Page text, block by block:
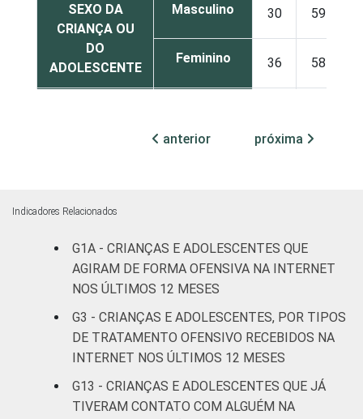
SEXO DA
CRIANÇA OU
DO
ADOLESCENTE
Masculino 30 59
Feminino 36 58
I
Médio ou
mais
35
DA CRIANÇA
OU DO
ADOLESCENTE
anos
23 69
De 11 a 12
anos
anterior próxima
Indicadores Relacionados
G1A - CRIANÇAS E ADOLESCENTES QUE
AGIRAM DE FORMA OFENSIVA NA INTERNET
NOS ÚLTIMOS 12 MESES
G3 - CRIANÇAS E ADOLESCENTES, POR TIPOS
DE TRATAMENTO OFENSIVO RECEBIDOS NA
INTERNET NOS ÚLTIMOS 12 MESES
G13 - CRIANÇAS E ADOLESCENTES QUE JÁ
TIVERAM CONTATO COM ALGUÉM NA